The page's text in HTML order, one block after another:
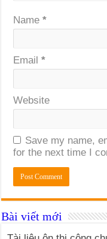
Name*
Email*
Website
Save my name,
for the next time I
Bài viết mới